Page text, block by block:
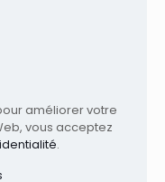
| Terrebonne |
Où nous
améliorer votre
vous acceptez
.